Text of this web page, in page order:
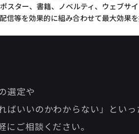
スター、書籍、ノベルティ、ウェブサイ
信等を効果的に組み合わせて最大効果
選定や
ばいいのかわからない」 といっ
にご相談ください。